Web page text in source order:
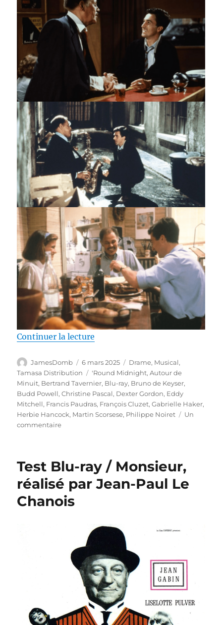
Continuer la lecture
Auteur
JamesDomb
Publié
le
6 mars 2025 Catégories
Drame, Musical,
Tamasa Distribution
Étiquettes
'Round Midnight,Autour de
Minuit, Bertrand Tavernier, Blu-ray, Bruno de Keyser,
Budd Powell,Christine Pascal, Dexter Gordon, Eddy
Mitchell, Francis Paudras, François Cluzet,Gabrielle Haker,
Herbie Hancock, Martin Scorsese, Philippe Noiret
Un
commentairesur
Autour
de
minuit,
réalisé
Tavernier
Test Blu-ray / Monsieur,
réalisé par Jean-Paul Le
Chanois